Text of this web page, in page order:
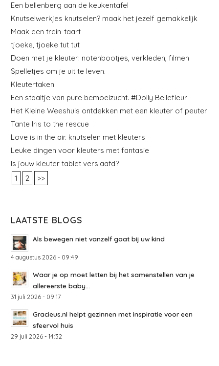
Een bellenberg aan de keukentafel
Knutselwerkjes knutselen? maak het jezelf gemakkelijk
Maak een trein-taart
tjoeke, tjoeke tut tut
Doen met je kleuter: notenbootjes, verkleden, filmen
Spelletjes om je uit te leven.
Kleutertaken.
Een staaltje van pure bemoeizucht. #Dolly Bellefleur
Het Kleine Weeshuis ontdekken met een kleuter of peuter
Tante Iris to the rescue
Love is in the air. knutselen met kleuters
Leuke dingen voor kleuters met fantasie
Is jouw kleuter tablet verslaafd?
1
2 >>
LAATSTE BLOGS
Als bewegen niet vanzelf gaat bij uw kind
4 augustus 2026 - 09:49
Waar je op moet letten bij het samenstellen van je
allereerste baby...
31 juli 2026 - 09:17
Gracieus.nl helpt gezinnen met inspiratie voor een
sfeervol huis
29 juli 2026 - 14:32